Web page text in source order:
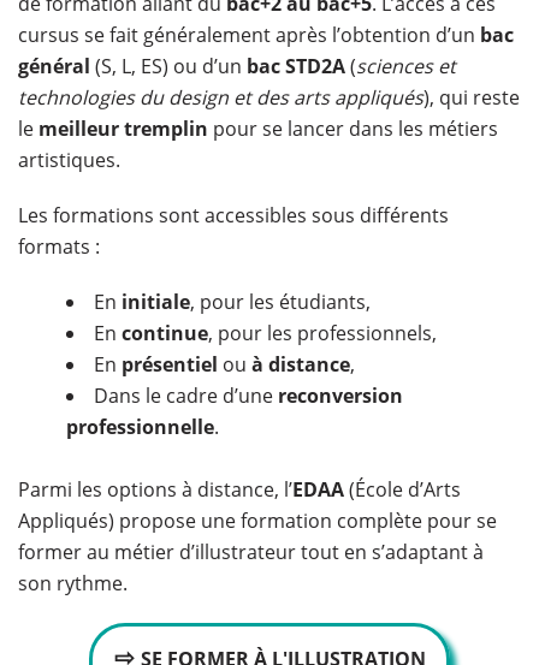
cursus se fait généralement après l’obtention d’un bac
général (S, L, ES) ou d’un bac STD2A(sciences et
technologies du design et des arts appliqués), qui reste
le meilleur tremplin pour se lancer dans les métiers
artistiques.
Les formations sont accessibles sous différents
formats :
En initiale, pour les étudiants,
En continue, pour les professionnels,
En présentiel ou à distance,
Dans le cadre d’une reconversion
professionnelle.
Parmi les options à distance, l’EDAA(École d’Arts
Appliqués) propose une formation complète pour se
former au métier d’illustrateur tout en s’adaptant à
son rythme.
⇨ SE FORMER À L'ILLUSTRATION